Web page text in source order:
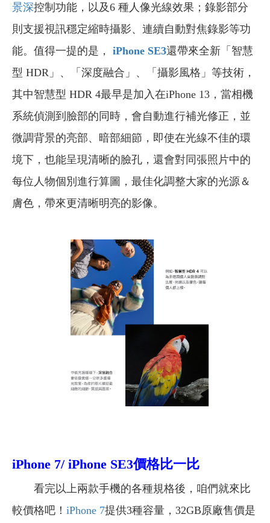
景深控制功能，以及6 種人像光線效果；錄影部分
則支援視訊穩定縮時攝影、連續自動對焦錄影等功
能。值得一提的是， iPhone SE3還帶來全新「智慧
型 HDR」、「深度融合」、「攝影風格」等技術，
其中智慧型 HDR 4最早是加入在iPhone 13，當相機
系統偵測到臉部的同時，會自動進行補光修正，並
微調背景的亮部、暗部細節，即使在光線不佳的環
境下，也能呈現清晰的臉孔，還會對同張照片中的
每位人物個別進行算圖，最佳化調整大家的光源＆
膚色，帶來更清晰明亮的影像。
iPhone 7/ iPhone SE3價格比一比
看完以上兩款手機的各種規格後，咱們就來比
較價格吧！ iPhone 7提供3種容量，32GB原廠售價是